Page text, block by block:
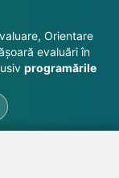
Orientare
evaluări în
programările